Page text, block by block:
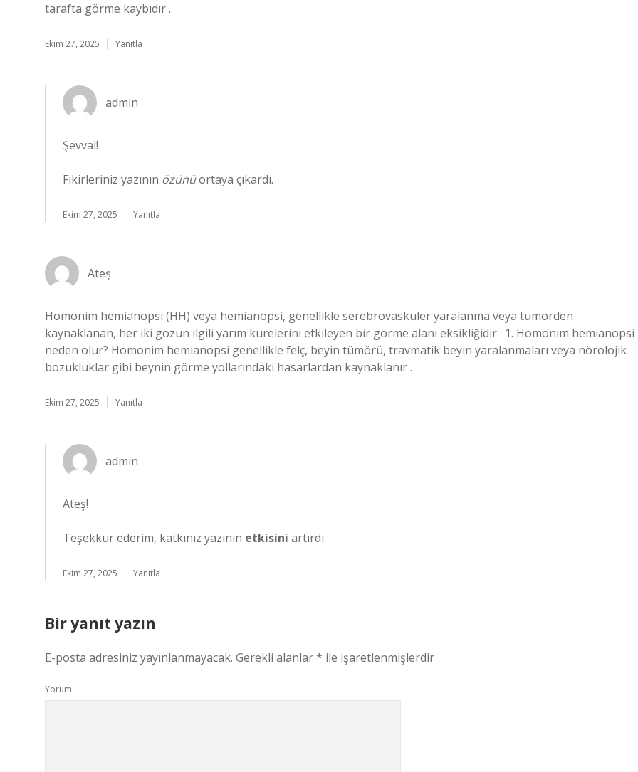
tarafta görme kaybıdır .
Ekim 27, 2025 Yanıtla
admin
Şevval!
Fikirleriniz yazının özünüortaya çıkardı.
Ekim 27, 2025 Yanıtla
Ateş
Homonim hemianopsi (HH) veya hemianopsi, genellikle serebrovasküler yaralanma veya tümörden
kaynaklanan, her iki gözün ilgili yarım kürelerini etkileyen bir görme alanı eksikliğidir . 1. Homonim hemianopsi
neden olur? Homonim hemianopsi genellikle felç, beyin tümörü, travmatik beyin yaralanmaları veya nörolojik
bozukluklar gibi beynin görme yollarındaki hasarlardan kaynaklanır .
Ekim 27, 2025 Yanıtla
admin
Ateş!
Teşekkür ederim, katkınız yazının etkisini artırdı.
Ekim 27, 2025 Yanıtla
Bir yanıt yazın
E-posta adresiniz yayınlanmayacak. Gerekli alanlar* ile işaretlenmişlerdir
Yorum